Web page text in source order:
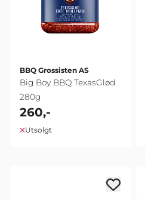
BBQ Grossisten AS
Big Boy BBQ TexasGlød
280g
260,-
Utsolgt